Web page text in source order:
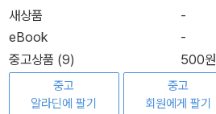
새상품
-
eBook
-
중고상품 (9) 500원
중고
알라딘에 팔기
중고
회원에게 팔기